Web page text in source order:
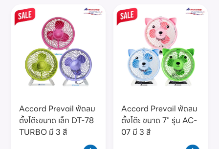
Accord Prevail พัดลม
ตั้งโต๊ะขนาด เล็ก DT-78
TURBO มี 3 สี
Accord Prevail พัดลม
ตั้งโต๊ะ ขนาด 7" รุ่น AC-
07 มี 3 สี